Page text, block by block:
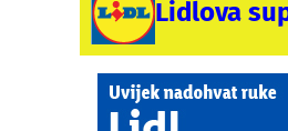
Lidlova